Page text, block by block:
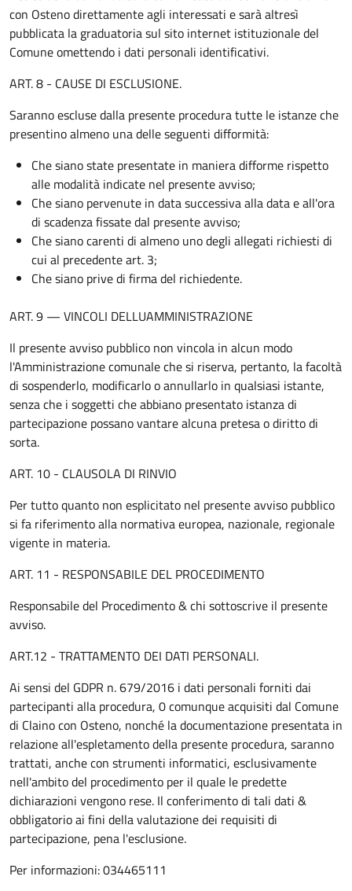
con Osteno direttamente agli interessati e sarà altresì
pubblicata la graduatoria sul sito internet istituzionale del
Comune omettendo i dati personali identificativi.
ART. 8 - CAUSE DI ESCLUSIONE.
Saranno escluse dalla presente procedura tutte le istanze che
presentino almeno una delle seguenti difformità:
Che siano state presentate in maniera difforme rispetto
alle modalità indicate nel presente avviso;
Che siano pervenute in data successiva alla data e all'ora
di scadenza fissate dal presente avviso;
Che siano carenti di almeno uno degli allegati richiesti di
cui al precedente art. 3;
Che siano prive di firma del richiedente.
ART. 9 — VINCOLI DELLUAMMINISTRAZIONE
Il presente avviso pubblico non vincola in alcun modo
l'Amministrazione comunale che si riserva, pertanto, la facoltà
di sospenderlo, modificarlo o annullarlo in qualsiasi istante,
senza che i soggetti che abbiano presentato istanza di
partecipazione possano vantare alcuna pretesa o diritto di
sorta.
ART. 10 - CLAUSOLA DI RINVIO
Per tutto quanto non esplicitato nel presente avviso pubblico
si fa riferimento alla normativa europea, nazionale, regionale
vigente in materia.
ART. 11 - RESPONSABILE DEL PROCEDIMENTO
Responsabile del Procedimento & chi sottoscrive il presente
avviso.
ART.12 - TRATTAMENTO DEI DATI PERSONALI.
Ai sensi del GDPR n. 679/2016 i dati personali forniti dai
partecipanti alla procedura, 0 comunque acquisiti dal Comune
di Claino con Osteno, nonché la documentazione presentata in
relazione all'espletamento della presente procedura, saranno
trattati, anche con strumenti informatici, esclusivamente
nell'ambito del procedimento per il quale le predette
dichiarazioni vengono rese. Il conferimento di tali dati &
obbligatorio ai fini della valutazione dei requisiti di
partecipazione, pena l'esclusione.
Per informazioni: 034465111